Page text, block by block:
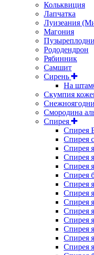
Кольквиция
Лапчатка
Луизеания
Магония
Рододендрон
Рябинник
Самшит
Сирень
На
Скумпия
Смородина
Спирея
Спирея
Спирея
Спирея
Спирея
Спирея
Спирея
Спирея
Спирея
Спирея
Спирея
Спирея
Спирея
Спирея
Спирея